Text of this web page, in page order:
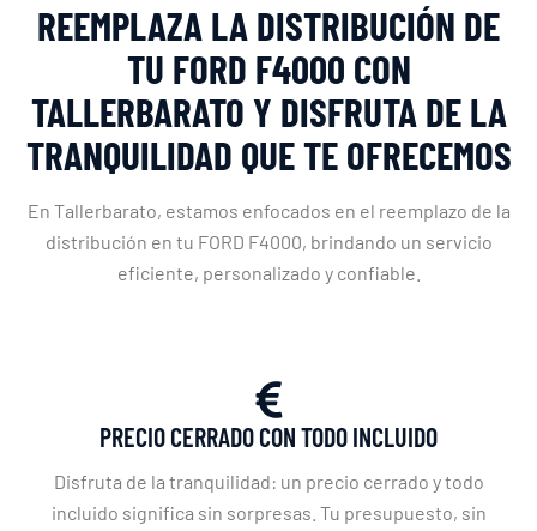
REEMPLAZA LA DISTRIBUCIÓN DE
TU FORD F4000 CON
TALLERBARATO Y DISFRUTA DE LA
TRANQUILIDAD QUE TE OFRECEMOS
En Tallerbarato, estamos enfocados en el reemplazo de la
distribución en tu FORD F4000, brindando un servicio
eficiente, personalizado y confiable.
PRECIO CERRADO CON TODO INCLUIDO
Disfruta de la tranquilidad: un precio cerrado y todo
incluido significa sin sorpresas. Tu presupuesto, sin